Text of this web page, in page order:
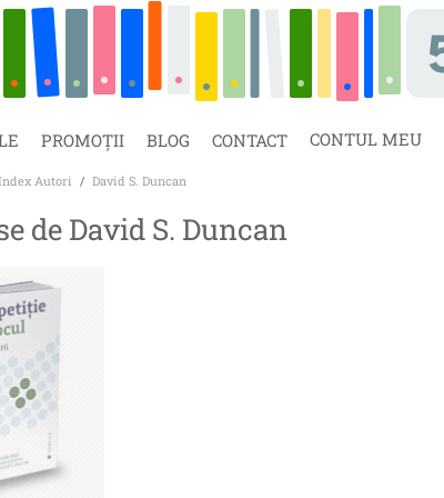
CONTUL MEU
PROMOȚII BLOG CONTACT
Autori / David S. Duncan
de David S. Duncan